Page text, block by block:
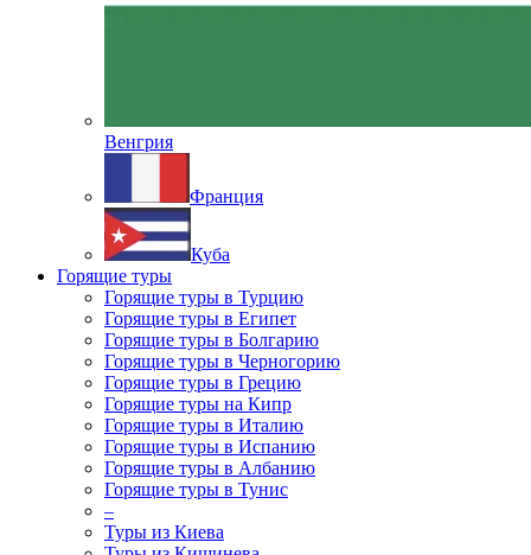
Венгрия
Франция
Куба
Горящие туры
Горящие туры в Турцию
Горящие туры в Египет
Горящие туры в Болгарию
Горящие туры в Черногорию
Горящие туры в Грецию
Горящие туры на Кипр
Горящие туры в Италию
Горящие туры в Испанию
Горящие туры в Албанию
Горящие туры в Тунис
–
Туры из Киева